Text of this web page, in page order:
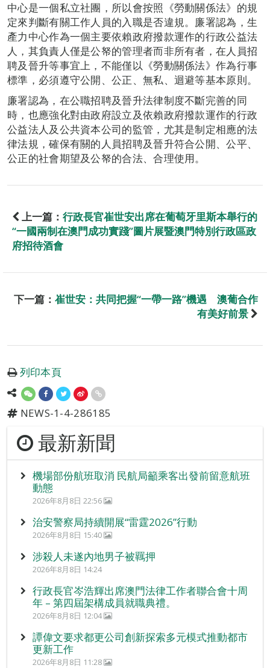
中心是一個私立社團，所以會按照《勞動關係法》的規
定來判斷有關工作人員的入職是否違規。廉署認為，生
產力中心作為一個主要依賴政府撥款運作的行政公益法
人，其負責人僅是公帑的管理者而非所有者，在人員招
聘及晉升等事宜上，不能僅以《勞動關係法》作為行事
標準，必須遵守公開、公正、無私、迴避等基本原則。
廉署認為，在公職招聘及晉升法律制度不斷完善的同
時，也應強化對由政府設立及依賴政府撥款運作的行政
公益法人及公共資本公司的監管，尤其是制定相應的法
律法規，確保有關的人員招聘及晉升符合公開、公平、
公正的社會期望及公帑的合法、合理使用。
上一篇： 行政長官崔世安出席在葡萄牙里斯本舉行的
“一國兩制在澳門成功實踐”圖片展暨澳門特別行政區政
府招待酒會
下一篇： 崔世安：共同把握“一帶一路”機遇 澳葡合作
有美好前景
列印本頁
NEWS-1-4-286185
最新新聞
機場部份航班取消 民航局籲乘客出發前留意航班
動態
2026年8月8日 22:56
治安警察局持續開展“雷霆2026”行動
2026年8月8日 15:40
涉殺人未遂內地男子被羈押
2026年8月8日 14:24
行政長官岑浩輝出席澳門法律工作者聯合會十周
年 – 第四屆架構成員就職典禮。
2026年8月8日 12:04
譚偉文要求都更公司創新探索多元模式推動都市
更新工作
2026年8月8日 11:28